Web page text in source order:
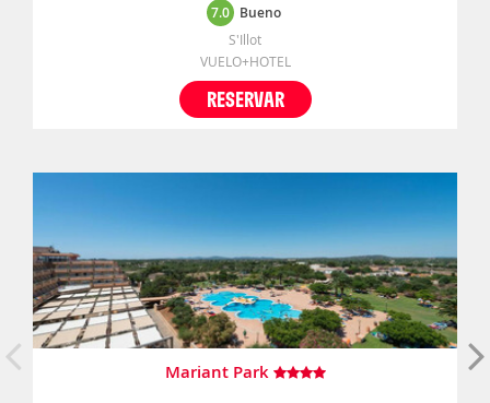
7.0 Bueno
S'Illot
VUELO+HOTEL
RESERVAR
Mariant Park